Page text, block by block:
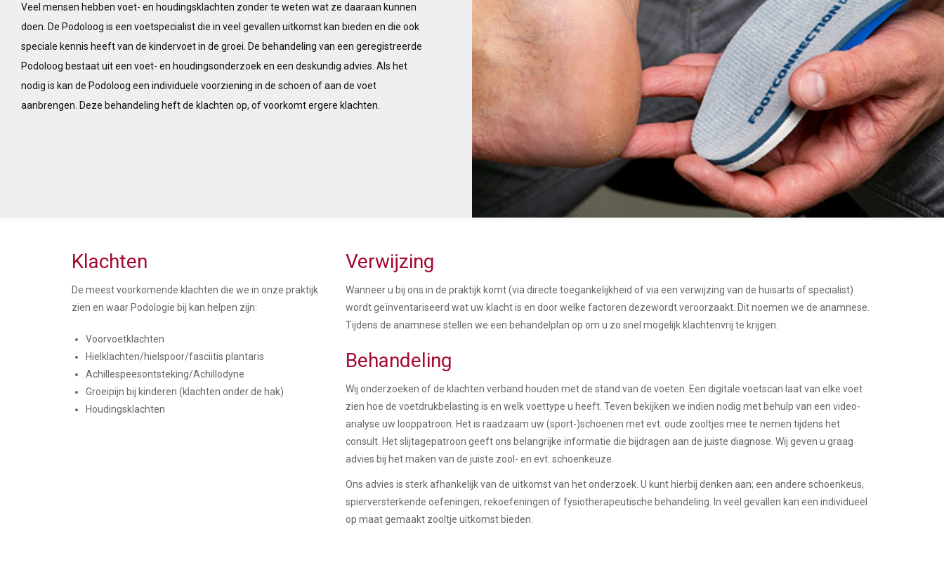
Veel mensen hebben voet- en houdingsklachten zonder te weten wat ze daaraan kunnen
doen. De Podoloog is een voetspecialist die in veel gevallen uitkomst kan bieden en die ook
speciale kennis heeft van de kindervoet in de groei. De behandeling van een geregistreerde
Podoloog bestaat uit een voet- en houdingsonderzoek en een deskundig advies. Als het
nodig is kan de Podoloog een individuele voorziening in de schoen of aan de voet
aanbrengen. Deze behandeling heft de klachten op, of voorkomt ergere klachten.
Klachten
De meest voorkomende klachten die we in onze praktijk
zien en waar Podologie bij kan helpen zijn:
Voorvoetklachten
Hielklachten/hielspoor/fasciitis plantaris
Achillespeesontsteking/Achillodyne
Groeipijn bij kinderen (klachten onder de hak)
Houdingsklachten
Verwijzing
Wanneer u bij ons in de praktijk komt (via directe toegankelijkheid of via een verwijzing van de huisarts of specialist)
wordt geïnventariseerd wat uw klacht is en door welke factoren dezewordt veroorzaakt. Dit noemen we de anamnese.
Tijdens de anamnese stellen we een behandelplan op om u zo snel mogelijk klachtenvrij te krijgen.
Behandeling
Wij onderzoeken of de klachten verband houden met de stand van de voeten. Een digitale voetscan laat van elke voet
zien hoe de voetdrukbelasting is en welk voettype u heeft. Teven bekijken we indien nodig met behulp van een video-
analyse uw looppatroon. Het is raadzaam uw (sport-)schoenen met evt. oude zooltjes mee te nemen tijdens het
consult. Het slijtagepatroon geeft ons belangrijke informatie die bijdragen aan de juiste diagnose. Wij geven u graag
advies bij het maken van de juiste zool- en evt. schoenkeuze.
Ons advies is sterk afhankelijk van de uitkomst van het onderzoek. U kunt hierbij denken aan; een andere schoenkeus,
spierversterkende oefeningen, rekoefeningen of fysiotherapeutische behandeling. In veel gevallen kan een individueel
op maat gemaakt zooltje uitkomst bieden.